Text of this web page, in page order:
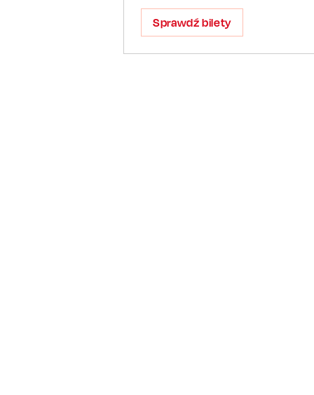
Sprawdź bilety